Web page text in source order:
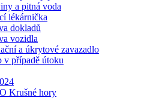
a pitná voda
lékárnička
dokladů
vozidla
a úkrytové zavazadlo
v případě útoku
Krušné hory